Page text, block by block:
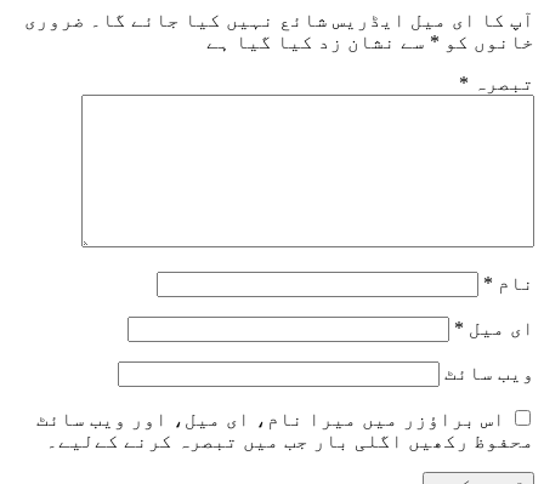
آپ کا ای میل ایڈریس شائع نہیں کیا جائے گا۔
ضروری
خانوں کو * سے نشان زد کیا گیا ہے
تبصرہ *
نام *
ای میل *
ویب‌ سائٹ
اس براؤزر میں میرا نام، ای میل، اور ویب سائٹ
محفوظ رکھیں اگلی بار جب میں تبصرہ کرنے کےلیے۔